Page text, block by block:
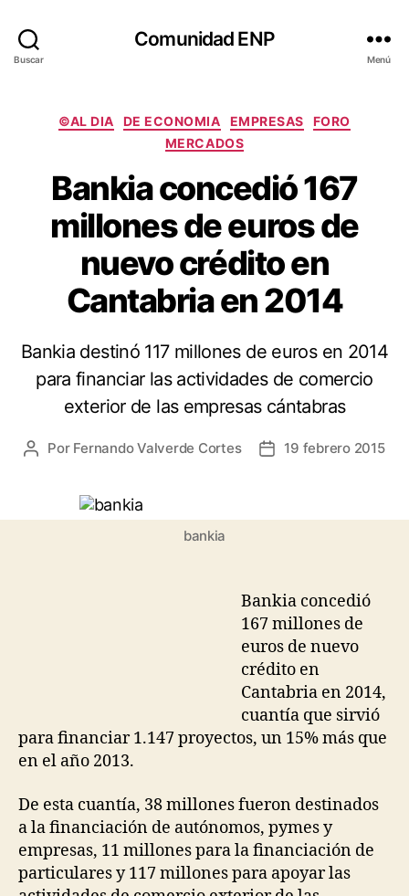
Buscar
Comunidad ENP
Menú
Categorías
©AL DIA DE ECONOMIA EMPRESAS
FORO
MERCADOS
Bankia concedió 167
millones de euros de
nuevo crédito en
Cantabria en 2014
Bankia destinó 117 millones de euros en 2014
para financiar las actividades de comercio
exterior de las empresas cántabras
Autor
entrada
Por Fernando Valverde Cortes
Fecha19 febrero 2015
bankia
Bankia concedió
167 millones de
euros de nuevo
crédito en
Cantabria en 2014,
cuantía que sirvió
para financiar 1.147 proyectos, un 15% más que
en el año 2013.
De esta cuantía, 38 millones fueron destinados
a la financiación de autónomos, pymes y
empresas, 11 millones para la financiación de
particulares y 117 millones para apoyar las